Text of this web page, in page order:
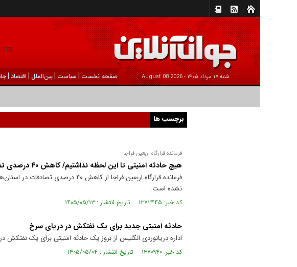
شنبه ۱۷ مرداد ۱۴۰۵ - 2026 August 08 صفحه نخست | سیاست |بين‌الملل | اقتصاد |
برچسب ها
فرمانده قرارگاه اربعین فراجا:
هیچ حادثه امنیتی تا این لحظه نداشتیم/ کاهش ۴۰ درصدی تصادفات در استان‌های مرزی
فرمانده قرارگاه اربعین فراجا از
نشده است.
کد خبر: ۱۳۷۲۴۴۵ تاریخ انتشار : ۱۴۰۵/۰۵/۱۳
حادثه امنیتی جدید برای یک نفتکش در دریای سرخ
اداره دریانوردی انگلیس از بروز یک حادثه امنیتی برای یک نفتکش
کد خبر: ۱۳۷۰۹۴۰ تاریخ انتشار : ۱۴۰۵/۰۵/۰۴